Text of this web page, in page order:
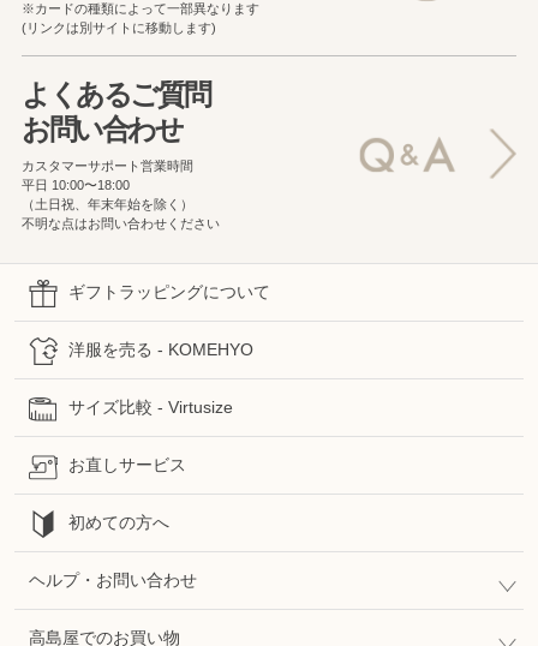
※カードの種類によって一部異なります
(リンクは別サイトに移動します)
よくあるご質問
お問い合わせ
カスタマーサポート営業時間
平日 10:00〜18:00
（土日祝、年末年始を除く）
不明な点はお問い合わせください
ギフトラッピングについて
洋服を売る - KOMEHYO
サイズ比較 - Virtusize
お直しサービス
初めての方へ
ヘルプ・お問い合わせ
高島屋でのお買い物